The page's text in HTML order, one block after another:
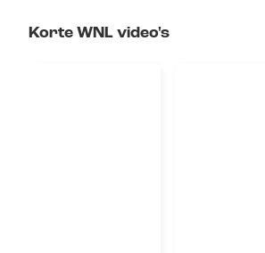
Korte WNL video's